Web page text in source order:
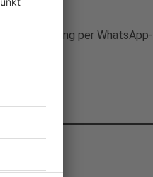
Meinung per WhatsApp-